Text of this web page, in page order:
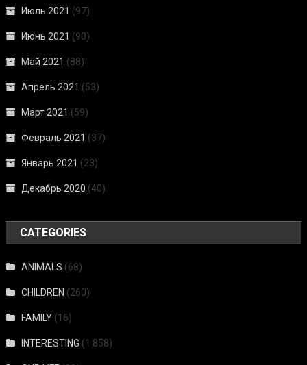
Июль 2021 (97)
Июнь 2021 (90)
Май 2021 (88)
Апрель 2021 (53)
Март 2021 (59)
Февраль 2021 (37)
Январь 2021 (23)
Декабрь 2020 (40)
CATEGORIES
ANIMALS (68)
CHILDREN (260)
FAMILY (16)
INTERESTING (1 858)